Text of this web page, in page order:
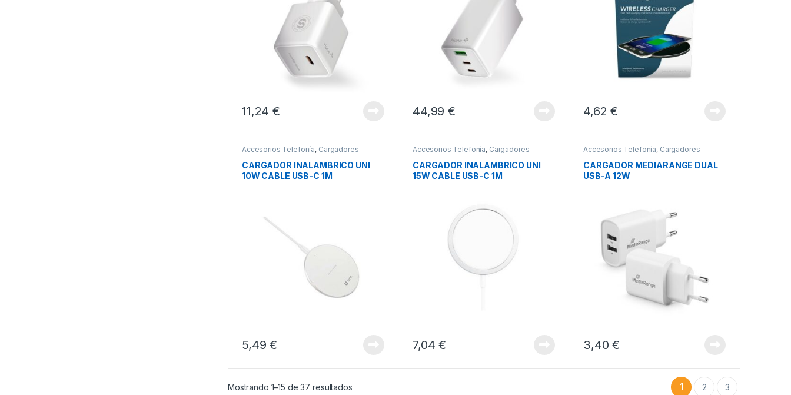
11,24€ 44,99€ 4,62€
Accesorios Telefonía, Cargadores
Movilidad
CARGADOR INALAMBRICO UNI
10W CABLE USB-C 1M
5,49€
Accesorios Telefonía, Cargadores
Movilidad
CARGADOR INALAMBRICO UNI
15W CABLE USB-C 1M
7,04€
Accesorios Telefonía, Cargadores
Movilidad
CARGADOR MEDIARANGE DUAL
USB-A 12W
3,40€
Mostrando 1–15 de 37 resultados 1 2 3